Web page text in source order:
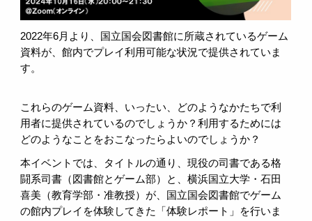
2022年6月より、国立国会図書館に所蔵されているゲーム
資料が、館内でプレイ利用可能な状況で提供されていま
す。
これらのゲーム資料、いったい、どのようなかたちで利
用者に提供されているのでしょうか？利用するためには
どのようなことをおこなったらよいのでしょうか？
本イベントでは、タイトルの通り、現役の司書である格
闘系司書（図書館とゲーム部）と、横浜国立大学・石田
喜美（教育学部・准教授）が、国立国会図書館でゲーム
の館内プレイを体験してきた「体験レポート」を行いま